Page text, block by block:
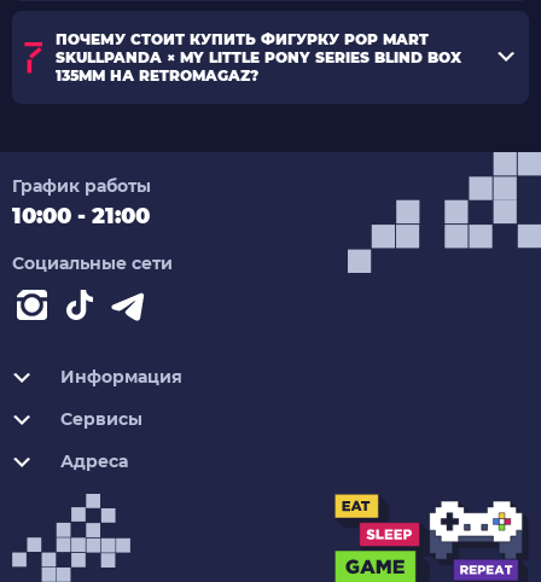
ПОЧЕМУ СТОИТ КУПИТЬ ФИГУРКУ POP MART
SKULLPANDA × MY LITTLE PONY SERIES BLIND BOX
135MM НА RETROMAGAZ?
График работы
10:00 - 21:00
Социальные сети
Информация
Сервисы
Адреса